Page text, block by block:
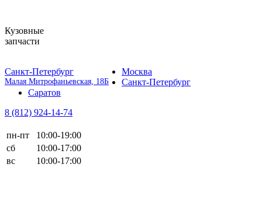
Кузовные
запчасти
Санкт-Петербург
Малая Митрофаньевская, 18Б
Москва
Санкт-Петербург
Саратов
8 (812) 924-14-74
пн-пт
10:00-19:00
сб
10:00-17:00
вс
10:00-17:00